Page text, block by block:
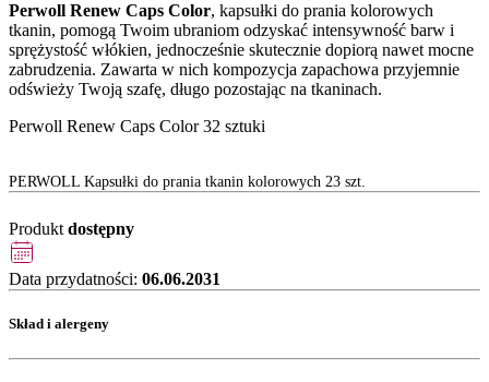
Perwoll Renew Caps Color, kapsułki do prania kolorowych
tkanin, pomogą Twoim ubraniom odzyskać intensywność barw i
sprężystość włókien, jednocześnie skutecznie dopiorą nawet mocne
zabrudzenia. Zawarta w nich kompozycja zapachowa przyjemnie
odświeży Twoją szafę, długo pozostając na tkaninach.
Perwoll Renew Caps Color 32 sztuki
PERWOLL Kapsułki do prania tkanin kolorowych 23 szt.
Produkt dostępny
Data przydatności: 06.06.2031
Skład i alergeny